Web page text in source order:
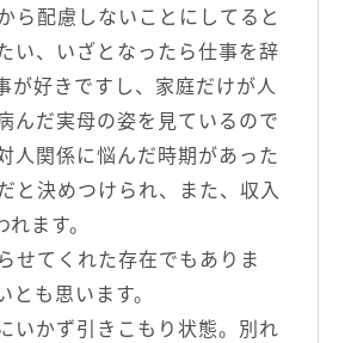
ら配慮しないことにしてると
い、いざとなったら仕事を辞
が好きですし、家庭だけが人
んだ実母の姿を見ているので
人関係に悩んだ時期があった
と決めつけられ、また、収入
ます。
せてくれた存在でもありま
も思います。
いかず引きこもり状態。別れ